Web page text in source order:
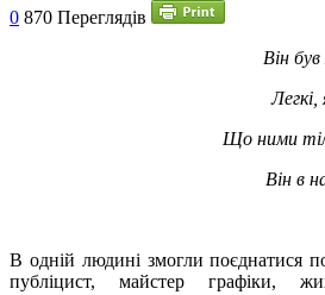
0 870 Переглядів
Він
Легкі,
Що ними
Він в
В одній людині змогли поєднатися
публіцист, майстер графіки,